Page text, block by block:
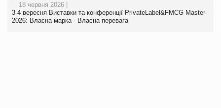
18 червня 2026 |
3-4 вересня Виставки та конференції PrivateLabel&FMCG Master-
2026: Власна марка - Власна перевага